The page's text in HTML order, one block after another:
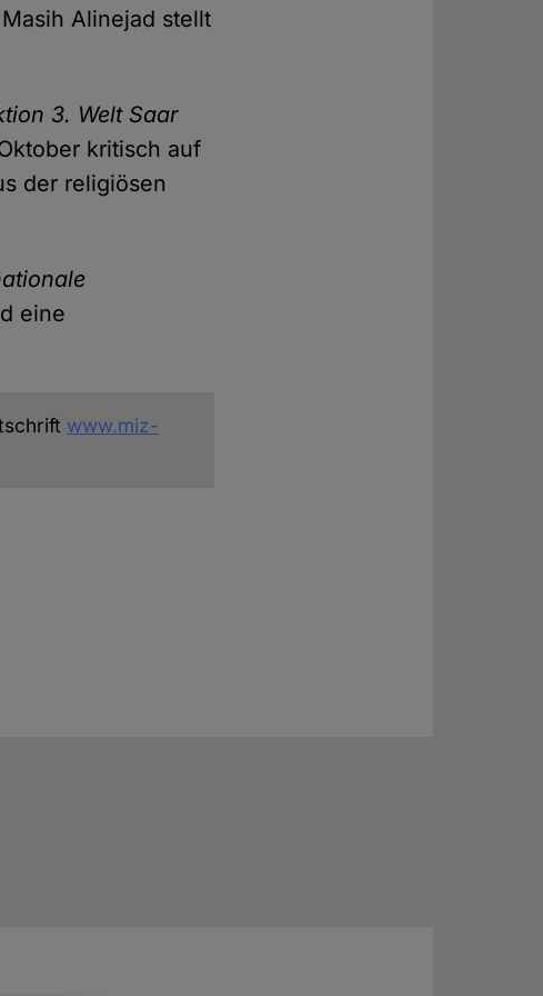
Alinejad stellt
3. Welt Saar
kritisch auf
der religiösen
eine
www.miz-